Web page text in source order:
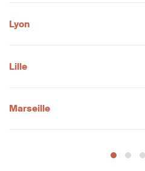
Lyon
Lille
Marseille